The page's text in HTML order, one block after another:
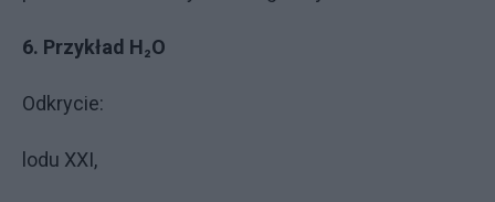
6. Przykład H₂O
Odkrycie:
lodu XXI,